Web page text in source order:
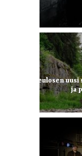
Jani Jeulosen
ja